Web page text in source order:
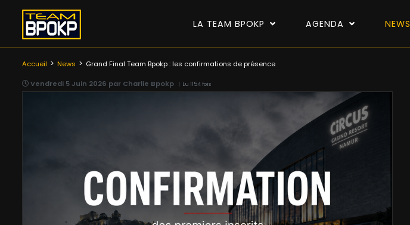
LA TEAM BPOKP AGENDA NEWS
Accueil News Grand Final Team Bpokp : les confirmations de présence
Vendredi 5 Juin 2026 par Charlie Bpokp | Lu 1154 fois